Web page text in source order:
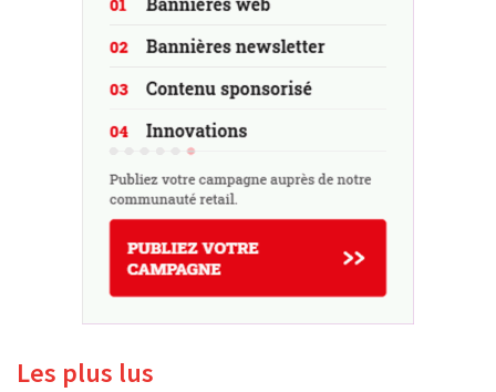
Les plus lus